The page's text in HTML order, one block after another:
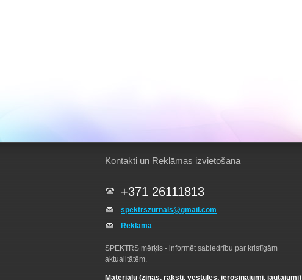
Kontakti un Reklāmas izvietošana
+371 26111813
spektrszurnals@gmail.com
Reklāma
SPEKTRS mērķis - informēt sabiedrību par kristīgām
aktualitātēm.
Materiālu (ziņas, raksti, vēstules, ierosinājumi, jautājumi)